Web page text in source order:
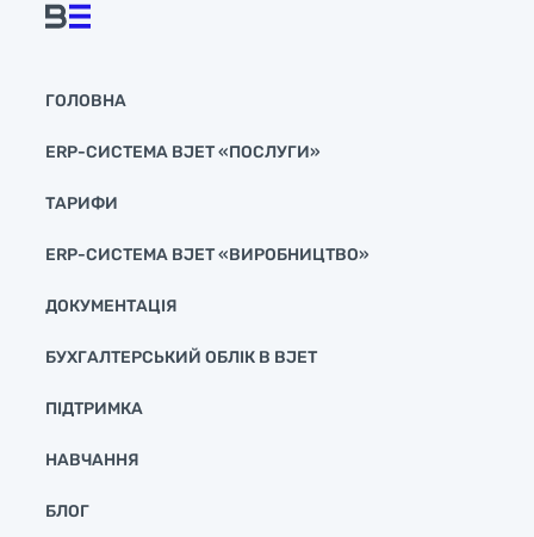
ГОЛОВНА
ERP-СИСТЕМА BJET «ПОСЛУГИ»
ТАРИФИ
ERP-СИСТЕМА BJET «ВИРОБНИЦТВО»
ДОКУМЕНТАЦІЯ
БУХГАЛТЕРСЬКИЙ ОБЛІК В BJET
ПІДТРИМКА
НАВЧАННЯ
БЛОГ